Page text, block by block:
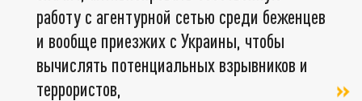
работу с агентурной сетью среди беженцев
и вообще приезжих с Украины, чтобы
вычислять потенциальных взрывников и
террористов,